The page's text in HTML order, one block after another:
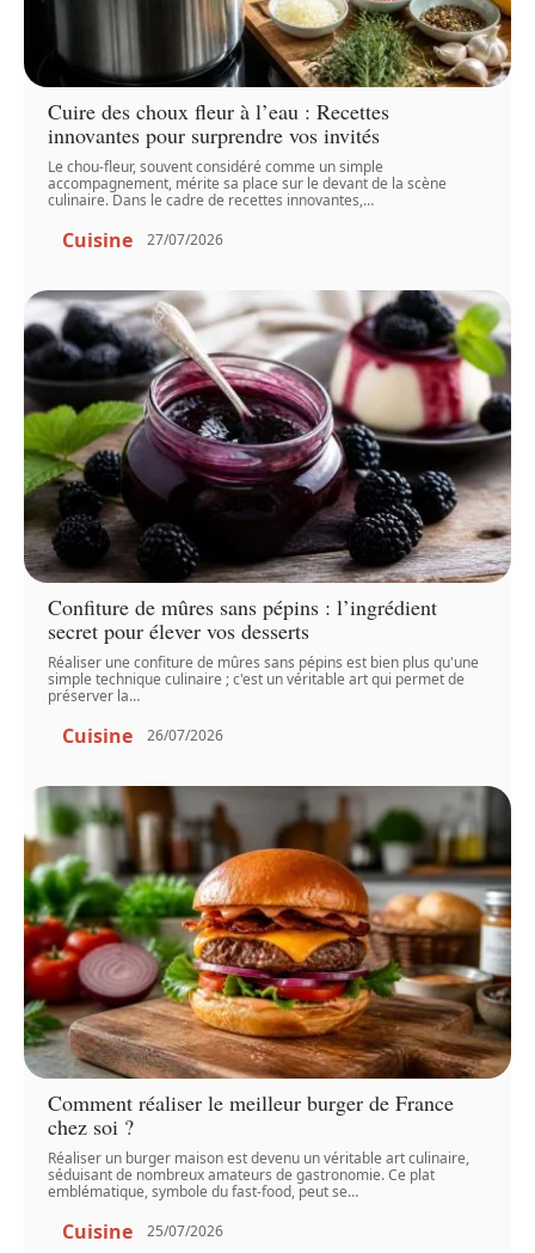
Cuire des choux fleur à l’eau : Recettes
innovantes pour surprendre vos invités
Le chou-fleur, souvent considéré comme un simple
accompagnement, mérite sa place sur le devant de la scène
culinaire. Dans le cadre de recettes innovantes,…
Cuisine 27/07/2026
Confiture de mûres sans pépins : l’ingrédient
secret pour élever vos desserts
Réaliser une confiture de mûres sans pépins est bien plus qu'une
simple technique culinaire ; c'est un véritable art qui permet de
préserver la…
Cuisine 26/07/2026
Comment réaliser le meilleur burger de France
chez soi ?
Réaliser un burger maison est devenu un véritable art culinaire,
séduisant de nombreux amateurs de gastronomie. Ce plat
emblématique, symbole du fast-food, peut se…
Cuisine 25/07/2026